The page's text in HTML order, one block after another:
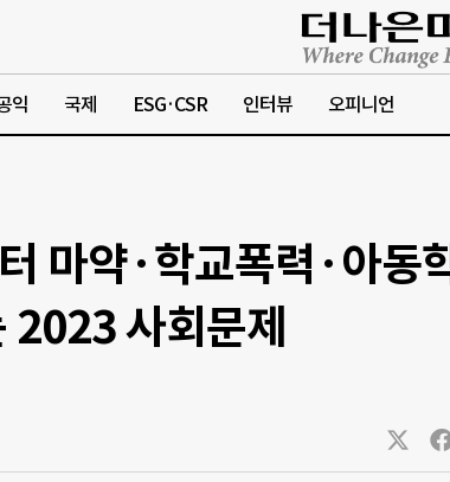
익 국제 ESG·CSR 인터뷰 오피니언
마약·학교폭력·아
사회문제